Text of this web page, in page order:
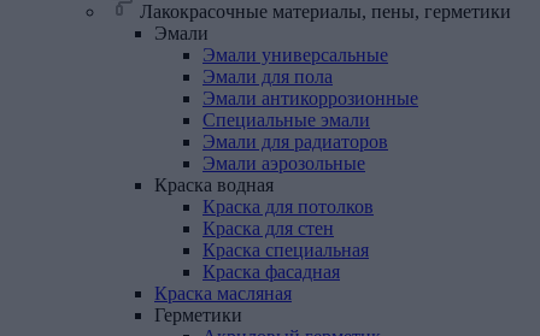
Лакокрасочные материалы, пены, герметики
Эмали
Эмали универсальные
Эмали для пола
Эмали антикоррозионные
Специальные эмали
Эмали для радиаторов
Эмали аэрозольные
Краска водная
Краска для потолков
Краска для стен
Краска специальная
Краска фасадная
Краска масляная
Герметики